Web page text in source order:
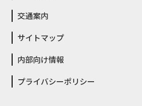
交通案内
サイトマップ
内部向け情報
プライバシーポリシー